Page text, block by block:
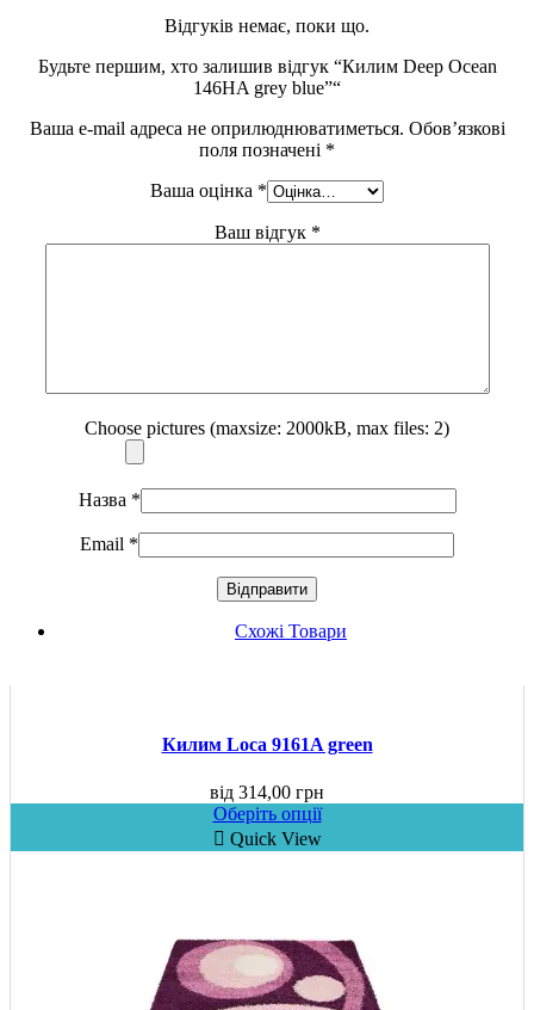
Відгуків немає, поки що.
Будьте першим, хто залишив відгук “Килим Deep Ocean
146HA grey blue”“
Ваша e-mail адреса не оприлюднюватиметься. Обов’язкові
поля позначені *
Ваша оцінка *
Ваш відгук *
Choose pictures (maxsize: 2000kB, max files: 2)
Назва *
Email *
Схожі Товари
Килим Loca 9161A green
від 314,00 грн
Оберіть опції
Quick View